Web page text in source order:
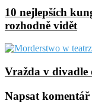
10 nejlepších
rozhodně vidět
Vražda v divadle
Napsat komentář